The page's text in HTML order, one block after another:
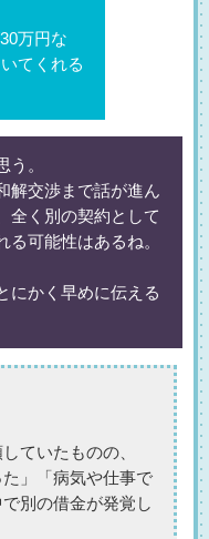
万円な
てくれる
う。
解交渉まで話が進ん
全く別の契約として
る可能性はあるね。
にかく早めに伝える
ていたものの、
た」「病気や仕事で
別の借金が発覚し